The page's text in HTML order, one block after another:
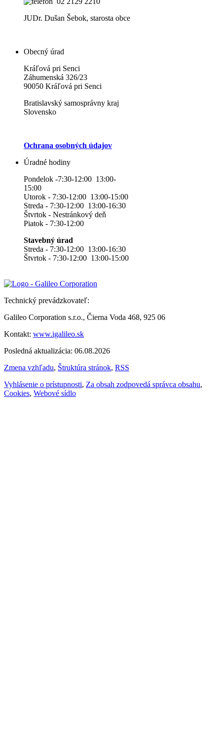
JUDr. Dušan Šebok, starosta obce
Obecný úrad
Kráľová pri Senci
Záhumenská 326/23
90050 Kráľová pri Senci
Bratislavský samosprávny kraj
Slovensko
Ochrana osobných údajov
Úradné hodiny
Pondelok -7:30-12:00 13:00-
15:00
Utorok - 7:30-12:00 13:00-15:00
Streda - 7:30-12:00 13:00-16:30
Štvrtok - Nestránkový deň
Piatok - 7:30-12:00
Stavebný úrad
Streda - 7:30-12:00 13:00-16:30
Štvrtok - 7:30-12:00 13:00-15:00
Technický prevádzkovateľ:
Galileo Corporation s.r.o., Čierna Voda 468, 925 06
Kontakt: www.igalileo.sk
Posledná aktualizácia: 06.08.2026
Zmena vzhľadu, Štruktúra stránok, RSS
Vyhlásenie o prístupnosti, Za obsah zodpovedá správca obsahu,
Cookies, Webové sídlo